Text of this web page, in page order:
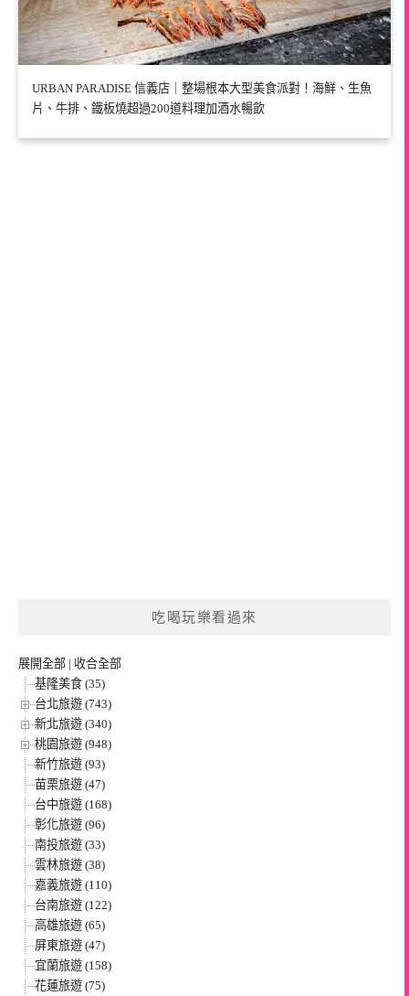
URBAN PARADISE 信義店｜整場根本大型美食派對！海鮮、生魚
片、牛排、鐵板燒超過200道料理加酒水暢飲
吃喝玩樂看過來
展開全部 | 收合全部
基隆美食 (35)
台北旅遊 (743)
新北旅遊 (340)
桃園旅遊 (948)
新竹旅遊 (93)
苗栗旅遊 (47)
台中旅遊 (168)
彰化旅遊 (96)
南投旅遊 (33)
雲林旅遊 (38)
嘉義旅遊 (110)
台南旅遊 (122)
高雄旅遊 (65)
屏東旅遊 (47)
宜蘭旅遊 (158)
花蓮旅遊 (75)